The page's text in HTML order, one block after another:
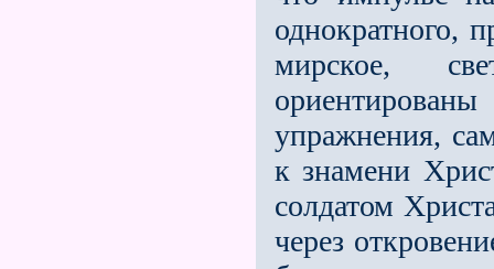
однократного,
мирское,
упражнения,
к знамени
солдатом
через